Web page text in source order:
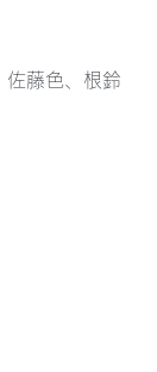
佐藤色、根鈴